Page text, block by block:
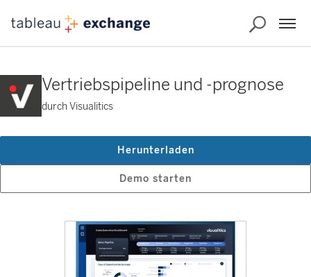
Vertriebspipeline und -prognose
durch Visualitics
Demo starten
Herunterladen